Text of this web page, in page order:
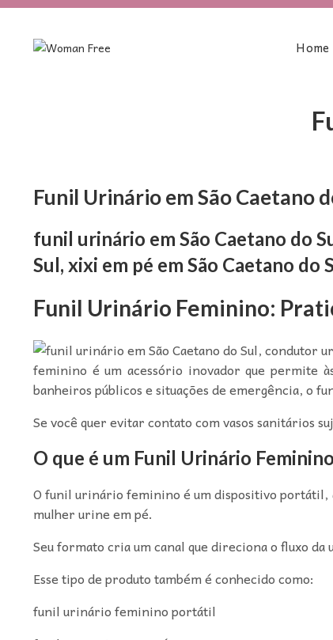
Home
Funil Urinário em São Caetano
funil urinário em São Caetano do
Sul, xixi em pé em São Caetano do
Funil Urinário Feminino:
feminino é um acessório inovador que permite
banheiros públicos e situações de emergência, o
Se você quer evitar contato com vasos sanitários
O que é um Funil Urinário
O funil urinário feminino é um dispositivo portátil,
mulher urine em pé.
Seu formato cria um canal que direciona o fluxo
Esse tipo de produto também é conhecido como:
funil urinário feminino portátil